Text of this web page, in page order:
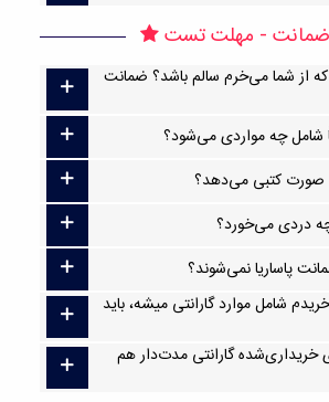
ضمانت - مهلت تست
که از شما می‌خرم سالم باشد؟ ضمانت
شامل چه مواردی می‌شود؟
صورت کتبی می‌دهد؟
دردی می‌خورد؟
پاساریا نمی‌شوند؟
شامل موارد گارانتی میشه، باید
گارانتی مدت‌دار هم